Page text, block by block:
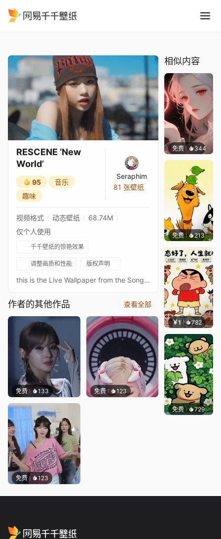
RESCENE ‘New
World’
95
音乐
趣味
Seraphim
81 张壁纸
视频格式 动态壁纸
68.74M
仅个人使用
千千壁纸的惊艳效果
调整画质和性能 版权声明
this is the Live Wallpaper from the Song:RESCENE(리센느) ‘New World’ Official M⧸V
作者的其他作品 查看全部
免费 133 免费 123
免费 123
相似内容
免费 344渔小小
免费 213渔小小
￥1 782渔小小
免费 729渔小小